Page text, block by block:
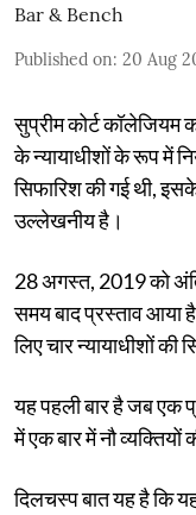
Bar & Bench
Published on: 20 Aug
सुप्रीम कोर्ट कॉलेजियम
के न्यायाधीशों के रूप में
सिफारिश की गई थी,
उल्लेखनीय है।
28 अगस्त, 2019 को
समय बाद प्रस्ताव आया
लिए चार न्यायाधीशों की
यह पहली बार है जब एक
में एक बार में नौ व्यक्तियों
दिलचस्प बात यह है कि